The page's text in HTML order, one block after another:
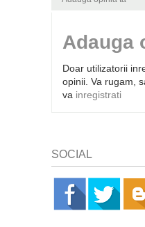
Adauga
Doar utilizatorii
opinii. Va rugam,
va inregistrati
SOCIAL